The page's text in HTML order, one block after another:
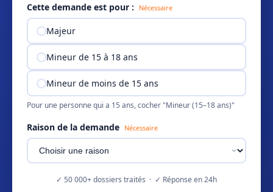
Cette demande est pour : Nécessaire
Majeur
Mineur de 15 à 18 ans
Mineur de moins de 15 ans
Pour une personne qui a 15 ans, cocher "Mineur (15–18 ans)"
Raison de la demande Nécessaire
✓ 50 000+ dossiers traités · ✓ Réponse en 24h